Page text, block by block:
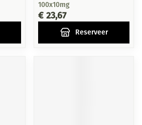
100x10mg
€ 23,67
Reserveer